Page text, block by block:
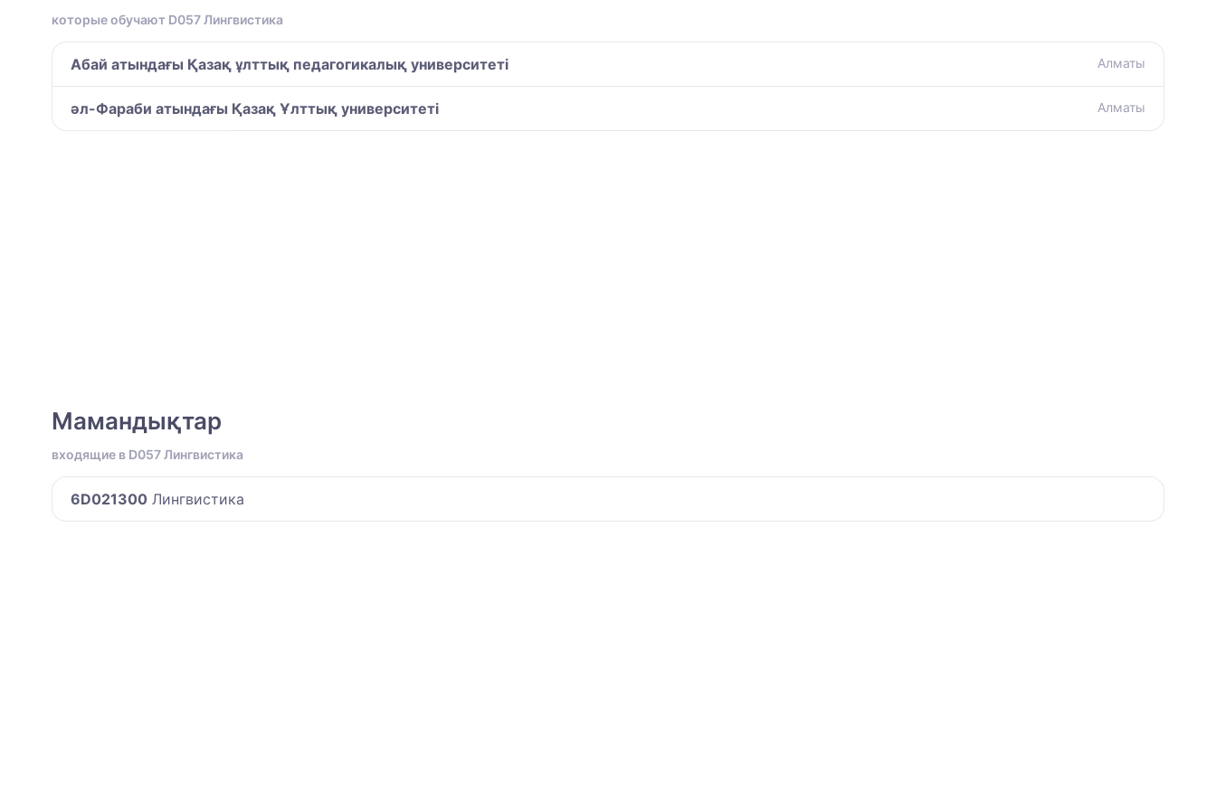
которые обучают D057 Лингвистика
Абай атындағы Қазақ ұлттық педагогикалық университеті Алматы
әл-Фараби атындағы Қазақ Ұлттық университеті Алматы
Мамандықтар
входящие в D057 Лингвистика
6D021300 Лингвистика